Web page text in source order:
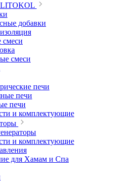
добавки
смеси
смеси
печи
печи
печи
и комплектующие
и комплектующие
для Хамам и Спа